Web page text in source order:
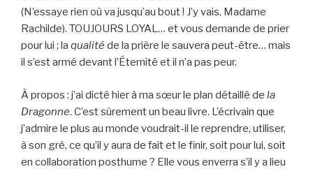
(N’essaye rien où va jusqu’au bout ! J’y vais, Madame
Rachilde). TOUJOURS LOYAL… et vous demande de prier
pour lui ; la qualité de la prière le sauvera peut-être… mais
il s’est armé devant l’Éternité et il n’a pas peur.
À propos : j’ai dicté hier à ma sœur le plan détaillé de la
Dragonne. C’est sûrement un beau livre. L’écrivain que
j’admire le plus au monde voudrait-il le reprendre, utiliser,
à son gré, ce qu’il y aura de fait et le finir, soit pour lui, soit
en collaboration posthume ? Elle vous enverra s’il y a lieu